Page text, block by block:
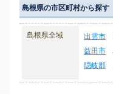
島根県の市区町村から探す
島根県全域 出雲市
益田市
隠岐郡